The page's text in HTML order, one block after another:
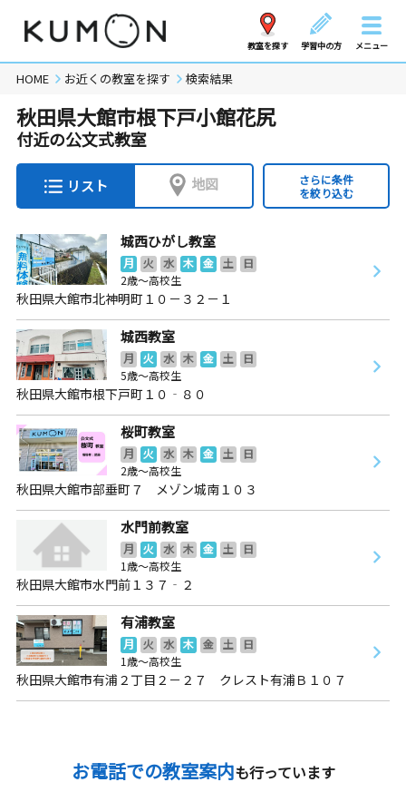
教室を探す 学習中の方 メニュー
HOME お近くの教室を探す 検索結果
秋田県大館市根下戸小館花尻
付近の公文式教室
リスト 地図
さらに条件
を絞り込む
城西ひがし教室
月 火 水 木 金 土
日
2歳～高校生
秋田県大館市北神明町１０－３２－１
城西教室
月 火 水 木 金 土
日
5歳～高校生
秋田県大館市根下戸町１０‐８０
桜町教室
月 火 水 木 金 土
日
2歳～高校生
秋田県大館市部垂町７ メゾン城南１０３
水門前教室
月 火 水 木 金 土
日
1歳～高校生
秋田県大館市水門前１３７‐２
有浦教室
月 火 水 木 金 土
日
1歳～高校生
秋田県大館市有浦２丁目２－２７ クレスト有浦Ｂ１０７
お電話での教室案内も行っています